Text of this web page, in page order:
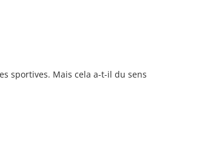
sportives. Mais cela a-t-il du sens